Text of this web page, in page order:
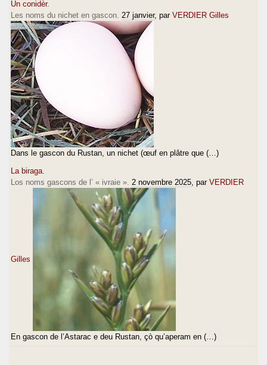
Un conidèr.
Les noms du nichet en gascon. 27 janvier, par VERDIER Gilles
Dans le gascon du Rustan, un nichet (œuf en plâtre que (…)
La biraga.
Los noms gascons de l’ « ivraie ». 2 novembre 2025 , par VERDIER
Gilles
En gascon de l’Astarac e deu Rustan, çò qu’aperam en (…)